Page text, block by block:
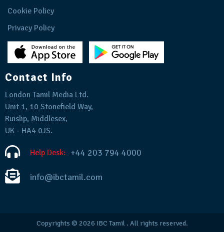
Cookie Policy
Privacy Policy
Contact Info
London Tamil Media Ltd.
Unit 1, 10 Stonefield Way,
Ruislip, Middlesex,
UK - HA4 0JS.
Help Desk: +44 203 794 4000
info@ibctamil.com
Copyrights © 2026 IBC Tamil. All rights reserved.